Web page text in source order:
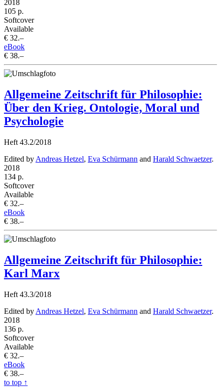
2018
105 p.
Softcover
Available
€ 32.–
eBook
€ 38.–
Allgemeine Zeitschrift für Philosophie:
Über den Krieg. Ontologie, Moral und
Psychologie
Heft 43.2/2018
Edited by Andreas Hetzel, Eva Schürmann and Harald Schwaetzer.
2018
134 p.
Softcover
Available
€ 32.–
eBook
€ 38.–
Allgemeine Zeitschrift für Philosophie:
Karl Marx
Heft 43.3/2018
Edited by Andreas Hetzel, Eva Schürmann and Harald Schwaetzer.
2018
136 p.
Softcover
Available
€ 32.–
eBook
€ 38.–
to top ↑